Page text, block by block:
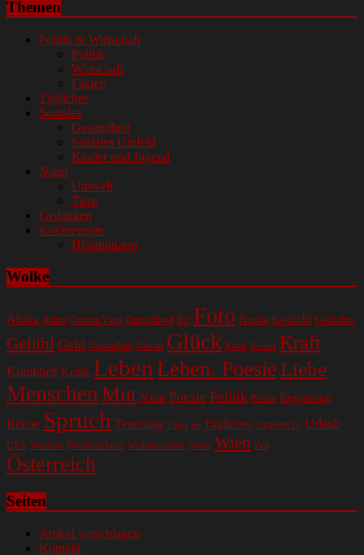
Themen
Politik & Wirtschaft
Politik
Wirtschaft
Fakten
Tägliches
Soziales
Gesundheit
Soziales Umfeld
Kinder und Jugend
Natur
Umwelt
Tiere
Gedanken
Kochrezepte
Histaminarm
Wolke
Afrika Armut Corona Virus Deutschland EU Foto Freude Gedicht Gedichte
Gefühl Geld Gesundheit Gewalt Glück Kind Kinder Kraft
Krankheit Kritik Leben Leben. Poesie Liebe
Menschen Mut Natur Poesie Politik Polizei Regierung
Reime Spruch Teuerung Tipps tot Tägliches Ungerecht Urlaub
USA Wahlen Weihnachten Weihnachtszeit Wetter Wien Zeit
Österreich
Seiten
Artikel vorschlagen
Kontakt